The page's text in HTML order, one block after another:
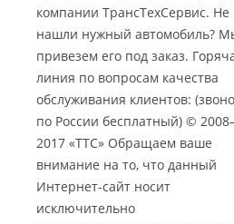
компании ТрансТехСервис. Не
нашли нужный автомобиль?
привезем его под заказ.
линия по вопросам качества
обслуживания клиентов:
по России бесплатный) ©
2017 «ТТС» Обращаем ваше
внимание на то, что данный
Интернет-сайт носит
исключительно